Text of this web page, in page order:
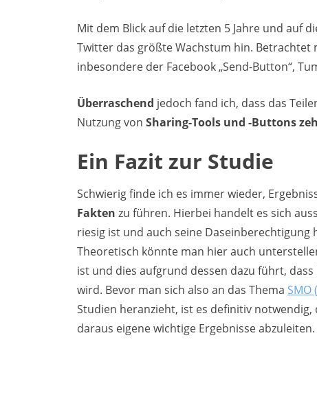
Mit dem Blick auf die letzten 5 Jahre und auf
Twitter das größte Wachstum hin. Betrachtet
inbesondere der Facebook „Send-Button“,
Überraschend jedoch fand ich, dass das
Nutzung von Sharing-Tools und -Buttons
Ein Fazit zur Studie
Schwierig finde ich es immer wieder,
Fakten zu führen. Hierbei handelt es sich
riesig ist und auch seine
Theoretisch könnte man hier auch
ist und dies aufgrund dessen dazu führt,
wird. Bevor man sich also an das Thema SMO
Studien heranzieht, ist es definitiv notwendig,
daraus eigene wichtige Ergebnisse abzuleiten.